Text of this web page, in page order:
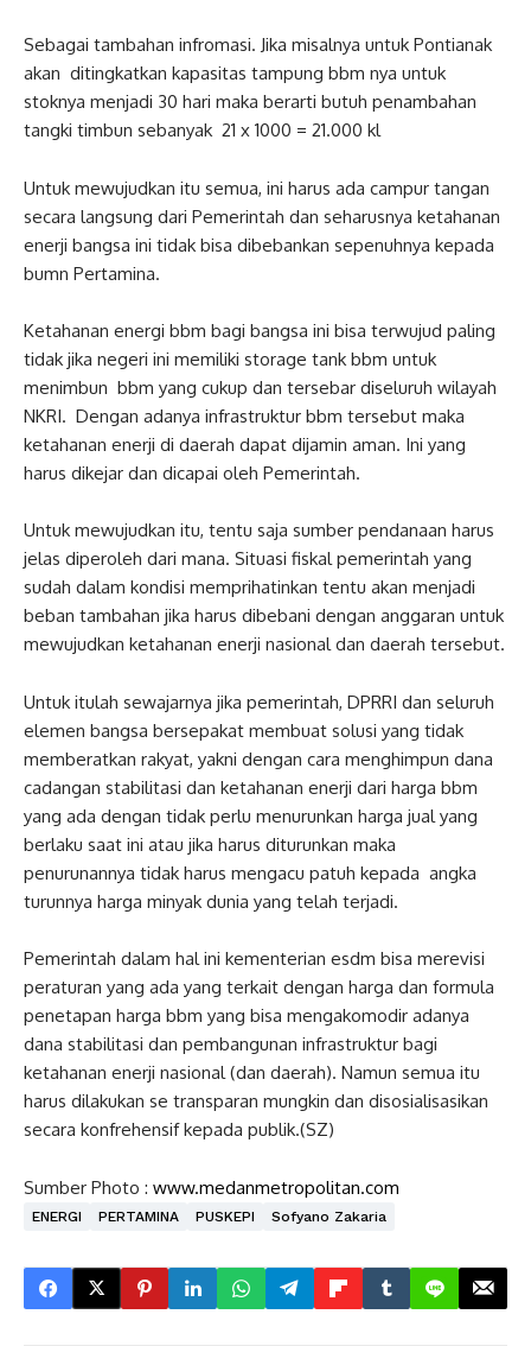
Sebagai tambahan infromasi. Jika misalnya untuk Pontianak
akan ditingkatkan kapasitas tampung bbm nya untuk
stoknya menjadi 30 hari maka berarti butuh penambahan
tangki timbun sebanyak 21 x 1000 = 21.000 kl‎
Untuk mewujudkan itu semua, ini harus ada campur tangan
secara langsung dari Pemerintah dan seharusnya ketahanan
enerji bangsa ini tidak bisa dibebankan sepenuhnya kepada
bumn Pertamina.
Ketahanan energi bbm bagi bangsa ini bisa terwujud paling
tidak jika negeri ini memiliki storage tank bbm untuk
menimbun ‎bbm yang cukup dan tersebar diseluruh wilayah
NKRI. Dengan adanya infrastruktur bbm tersebut maka
ketahanan enerji di daerah dapat dijamin aman. Ini yang
harus dikejar dan dicapai oleh Pemerintah.
Untuk mewujudkan itu, tentu saja sumber pendanaan harus
jelas diperoleh dari mana. Situasi fiskal pemerintah yang
sudah dalam kondisi memprihatinkan tentu akan menjadi
beban tambahan jika harus dibebani dengan anggaran untuk
mewujudkan ketahanan enerji nasional dan daerah tersebut.
Untuk itulah sewajarnya jika pemerintah, DPRRI dan seluruh
elemen bangsa bersepakat membuat solusi yang tidak
memberatkan rakyat, yakni dengan cara menghimpun dana
cadangan stabilitasi dan ketahanan enerji dari harga bbm
yang ada dengan tidak perlu menurunkan harga jual yang
berlaku saat ini atau jika harus diturunkan maka
penurunannya tidak harus mengacu patuh kepada angka
turunnya harga minyak dunia yang telah terjadi.
Pemerintah dalam hal ini kementerian esdm bisa merevisi
peraturan yang ada yang terkait dengan harga dan formula
penetapan harga bbm yang bisa mengakomodir adanya
dana stabilitasi dan pembangunan infrastruktur bagi
ketahanan enerji nasional (dan daerah). Namun semua itu
harus dilakukan se transparan mungkin dan disosialisasikan
secara konfrehensif kepada publik.(SZ)
Sumber Photo : www.medanmetropolitan.com
ENERGI PERTAMINA PUSKEPI Sofyano Zakaria